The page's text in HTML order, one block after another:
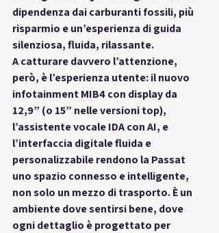
dipendenza dai carburanti fossili, più
risparmio e un’esperienza di guida
silenziosa, fluida, rilassante.
A catturare davvero l’attenzione,
però, è l’esperienza utente: il nuovo
infotainment MIB4 con display da
12,9” (o 15” nelle versioni top),
l’assistente vocale IDA con AI, e
l’interfaccia digitale fluida e
personalizzabile rendono la Passat
uno spazio connesso e intelligente,
non solo un mezzo di trasporto. È un
ambiente dove sentirsi bene, dove
ogni dettaglio è progettato per